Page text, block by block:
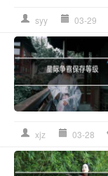
syy 03-29
xjz 03-28